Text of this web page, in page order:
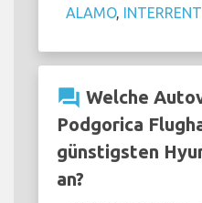
ALAMO, INTERRENT
question_answer Welche
Podgorica
günstigsten
an?